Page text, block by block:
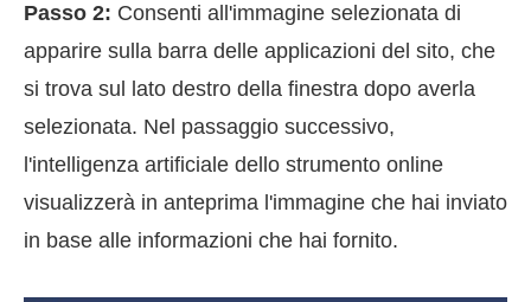
Passo 2: Consenti all'immagine selezionata di
apparire sulla barra delle applicazioni del sito, che
si trova sul lato destro della finestra dopo averla
selezionata. Nel passaggio successivo,
l'intelligenza artificiale dello strumento online
visualizzerà in anteprima l'immagine che hai inviato
in base alle informazioni che hai fornito.